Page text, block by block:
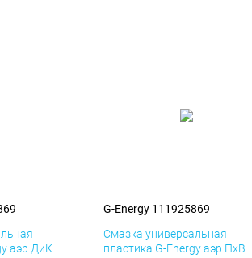
аэр ДиК
G-Energy 111925869
Смазка универсальная
пластика G-Energy аэр ПхВ